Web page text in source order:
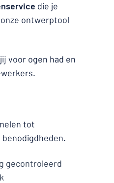
die je
ontwerptool
voor ogen had en
tot
gecontroleerd